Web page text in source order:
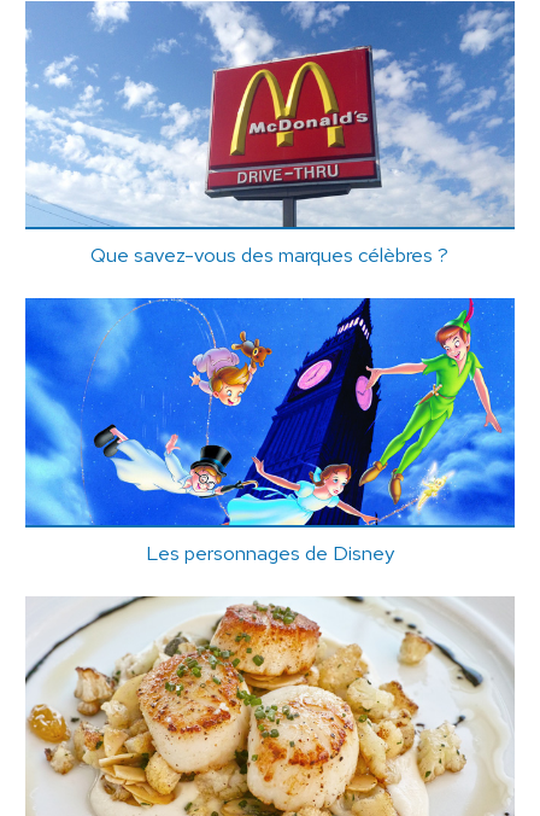
Que savez-vous des marques célèbres ?
Les personnages de Disney